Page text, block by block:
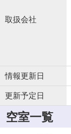
取扱会社
情報更新日
更新予定日
空室一覧